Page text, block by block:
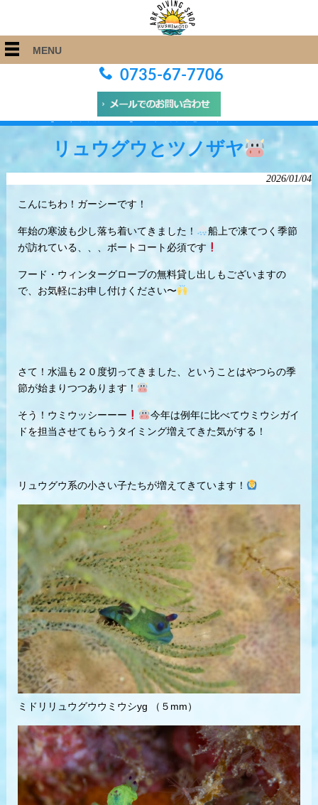
MENU
0735-67-7706
ARK Diving Shop 串本店 > Blog > リュウグウとツノザヤ
リュウグウとツノザヤ
2026/01/04
こんにちわ！ガーシーです！
年始の寒波も少し落ち着いてきました！
船上で凍てつく季節
が訪れている、、、ボートコート必須です
フード・ウィンターグローブの無料貸し出しもございますの
で、お気軽にお申し付けください〜
さて！水温も２０度切ってきました、ということはやつらの季
節が始まりつつあります！
そう！ウミウッシーーー
今年は例年に比べてウミウシガイ
ドを担当させてもらうタイミング増えてきた気がする！
リュウグウ系の小さい子たちが増えてきています！
ミドリリュウグウウミウシyg （５mm）